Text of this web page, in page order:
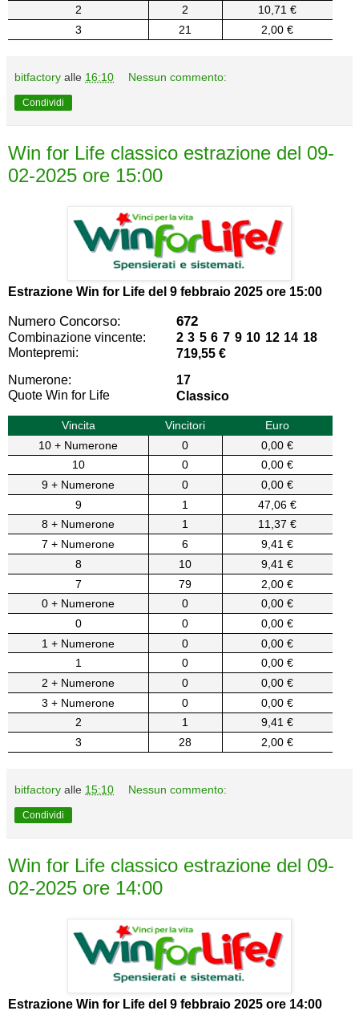
2
2
10,71 €
3
21 2,00 €
bitfactory alle 16:10 Nessun commento:
Condividi
Win for Life classico estrazione del 09-
02-2025 ore 15:00
Estrazione Win for Life del 9 febbraio 2025 ore 15:00
Numero Concorso: 672
Combinazione vincente:
2 3 5 6 7 9 10 12 14 18
Montepremi:
719,55 €
Numerone:
17
Quote Win for Life
Classico
Vincita Vincitori
Euro
10 + Numerone
0
0,00 €
10
0
0,00 €
9 + Numerone
0
0,00 €
9
1
47,06 €
8 + Numerone
1
11,37 €
7 + Numerone
6
9,41 €
8
10
9,41 €
7
79
2,00 €
0 + Numerone
0
0,00 €
0
0
0,00 €
1 + Numerone
0
0,00 €
1
0
0,00 €
2 + Numerone
0
0,00 €
3 + Numerone
0
0,00 €
2
1
9,41 €
3
28 2,00 €
bitfactory alle 15:10 Nessun commento:
Condividi
Win for Life classico estrazione del 09-
02-2025 ore 14:00
Estrazione Win for Life del 9 febbraio 2025 ore 14:00